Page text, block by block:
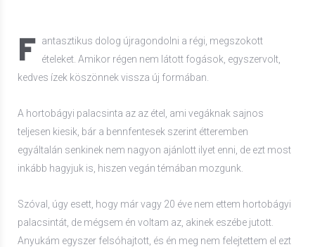
F
antasztikus dolog újragondolni a régi, megszokott
ételeket. Amikor régen nem látott fogások, egyszervolt,
kedves ízek köszönnek vissza új formában.
A hortobágyi palacsinta az az étel, ami vegáknak sajnos
teljesen kiesik, bár a bennfentesek szerint étteremben
egyáltalán senkinek nem nagyon ajánlott ilyet enni, de ezt most
inkább hagyjuk is, hiszen vegán témában mozgunk.
Szóval, úgy esett, hogy már vagy 20 éve nem ettem hortobágyi
palacsintát, de mégsem én voltam az, akinek eszébe jutott.
Anyukám egyszer felsóhajtott, és én meg nem felejtettem el ezt